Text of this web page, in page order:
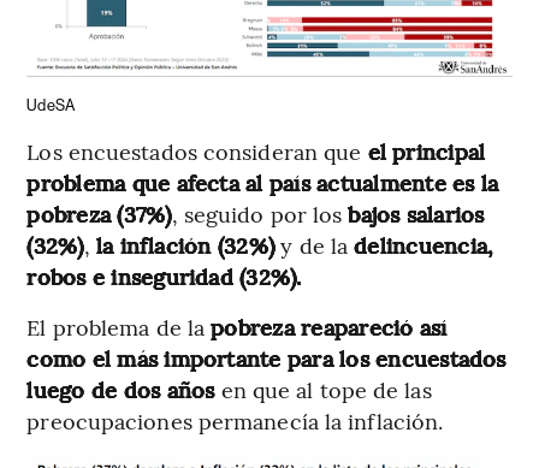
UdeSA
Los encuestados consideran que el principal
problema que afecta al país actualmente es la
pobreza (37%), seguido por losbajos salarios
(32%), la inflación (32%)y de ladelincuencia,
robos e inseguridad (32%).
El problema de lapobreza reapareció así
como el más importante para los encuestados
luego de dos añosen que al tope de las
preocupaciones permanecía la inflación.